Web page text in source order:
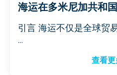
海运在多米尼加共和
引言 海运不仅是全球贸
…
查看